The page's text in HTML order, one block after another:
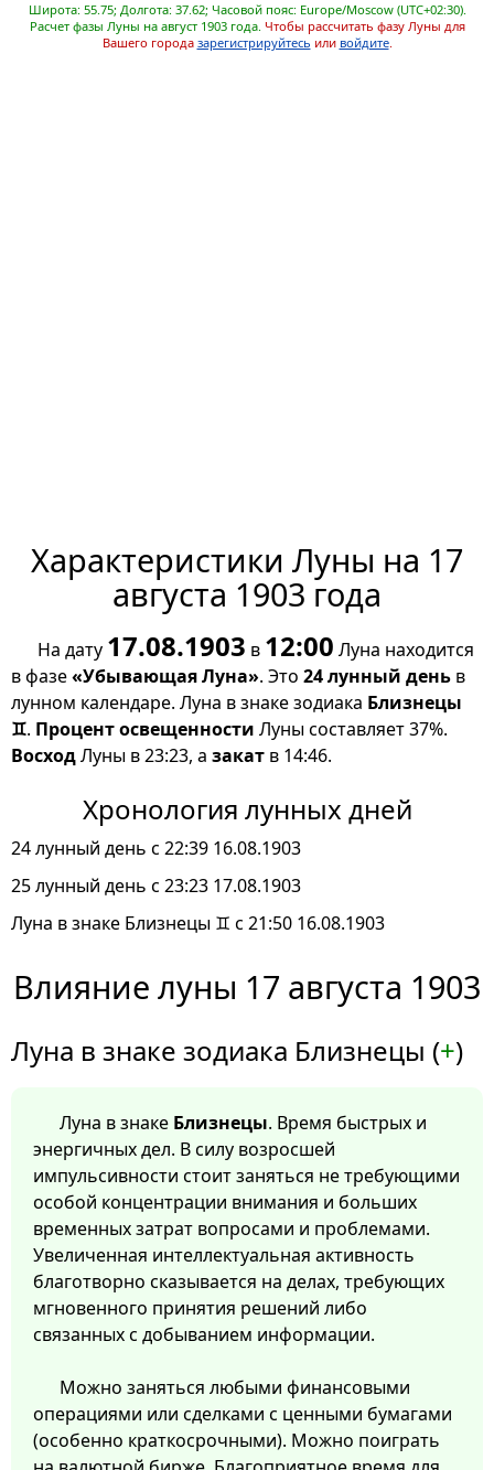
Широта: 55.75; Долгота: 37.62; Часовой пояс: Europe/Moscow (UTC+02:30).
Расчет фазы Луны на август 1903 года. Чтобы рассчитать фазу Луны для
Вашего города зарегистрируйтесь или войдите.
Характеристики Луны на 17
августа 1903 года
На дату 17.08.1903 в 12:00 Луна находится
в фазе«Убывающая Луна». Это 24 лунный день в
лунном календаре. Луна в знаке зодиака Близнецы
♊. Процент освещенности Луны составляет 37%.
ВосходЛуны в 23:23, а закат в 14:46.
Хронология лунных дней
24 лунный день с 22:39 16.08.1903
25 лунный день с 23:23 17.08.1903
Луна в знаке Близнецы ♊ с 21:50 16.08.1903
Влияние луны 17 августа 1903
Луна в знаке зодиака Близнецы (+)
Луна в знаке Близнецы. Время быстрых и
энергичных дел. В силу возросшей
импульсивности стоит заняться не требующими
особой концентрации внимания и больших
временных затрат вопросами и проблемами.
Увеличенная интеллектуальная активность
благотворно сказывается на делах, требующих
мгновенного принятия решений либо
связанных с добыванием информации.
Можно заняться любыми финансовыми
операциями или сделками с ценными бумагами
(особенно краткосрочными). Можно поиграть